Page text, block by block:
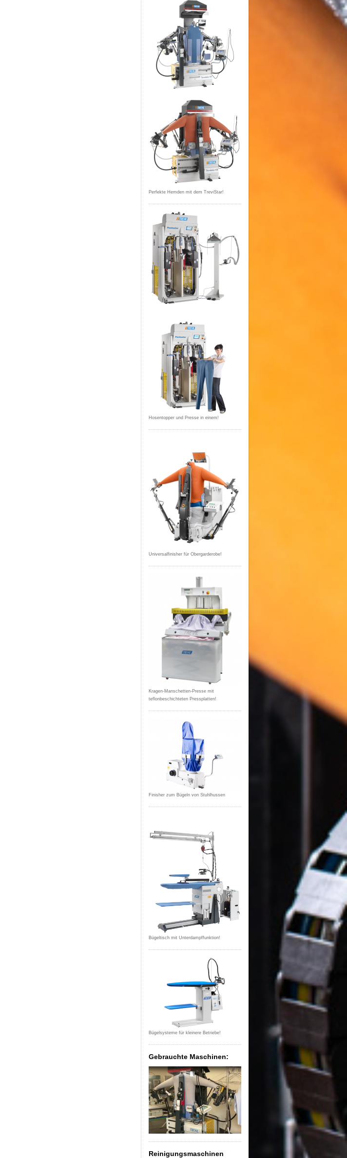
Perfekte Hemden mit dem TreviStar!
Hosentopper und Presse in einem!
Universalfinisher für Obergarderobe!
Kragen-Manschetten-Presse mit
teflonbeschichteten Pressplatten!
Finisher zum Bügeln von Stuhlhussen
Bügeltisch mit Unterdampffunktion!
Bügelsysteme für kleinere Betriebe!
Gebrauchte Maschinen:
Reinigungsmaschinen